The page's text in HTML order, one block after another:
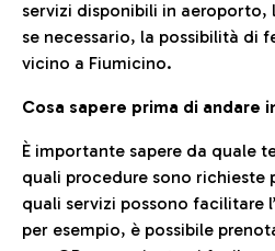
servizi disponibili in aeroporto,
se necessario, la possibilità di
vicino a Fiumicino.
Cosa sapere prima di andare
È importante sapere da quale
quali procedure sono richieste
quali servizi possono facilitare
per esempio, è possibile